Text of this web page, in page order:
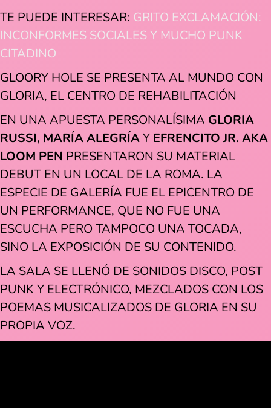
TE PUEDE INTERESAR: GRITO EXCLAMACIÓN:
INCONFORMES SOCIALES Y MUCHO PUNK
CITADINO
GLOORY HOLE SE PRESENTA AL MUNDO CON
GLORIA, EL CENTRO DE REHABILITACIÓN
EN UNA APUESTA PERSONALÍSIMA GLORIA
RUSSI, MARÍA ALEGRÍAY EFRENCITO JR. AKA
LOOM PEN PRESENTARON SU MATERIAL
DEBUT EN UN LOCAL DE LA ROMA. LA
ESPECIE DE GALERÍA FUE EL EPICENTRO DE
UN PERFORMANCE, QUE NO FUE UNA
ESCUCHA PERO TAMPOCO UNA TOCADA,
SINO LA EXPOSICIÓN DE SU CONTENIDO.
LA SALA SE LLENÓ DE SONIDOS DISCO, POST
PUNK Y ELECTRÓNICO, MEZCLADOS CON LOS
POEMAS MUSICALIZADOS DE GLORIA EN SU
PROPIA VOZ.